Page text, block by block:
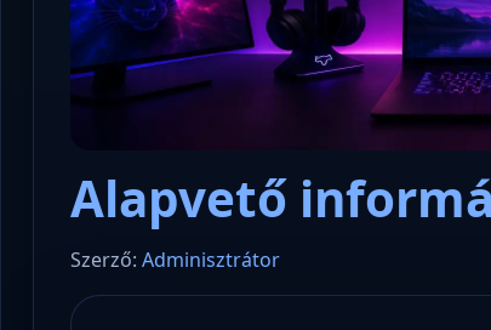
Alapvető
Szerző: Adminisztrátor